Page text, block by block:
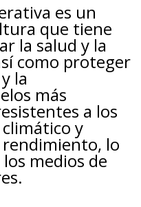
es un
que tiene
la salud y la
como proteger
la
más
a los
y
lo
medios de